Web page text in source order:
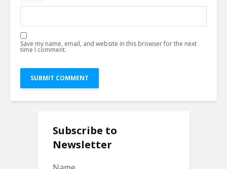
Save my name, email, and website in this browser for the next
time I comment.
Subscribe to
Newsletter